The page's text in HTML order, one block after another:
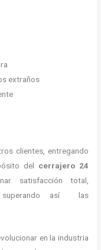
extraños
clientes, entregando
del cerrajero 24
satisfacción total,
superando así las
en la industria